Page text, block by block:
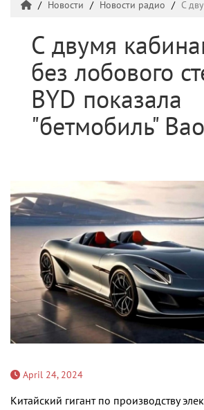
Новости Новости радио С двумя
С двумя
без лобового
BYD показала
"бетмобиль"
April 24, 2024
Китайский гигант по производству